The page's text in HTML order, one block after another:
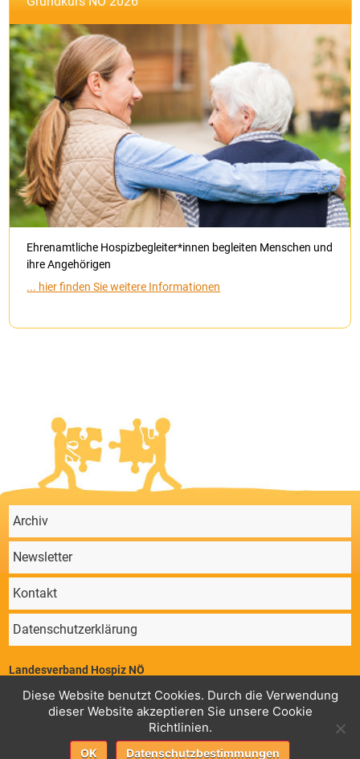
Ehrenamtliche Hospizbegleiter*innen begleiten Menschen und
ihre Angehörigen
... hier finden Sie weitere Informationen
Archiv
Newsletter
Kontakt
Datenschutzerklärung
Landesverband Hospiz NÖ
Mail:office@hospiz-noe.at
Konto Landesverband Hospiz NÖ,Geschäftsstelle: RK Guntramsdorf,
AT78 3225 0000 0070 7760 BIC: RLNWATWWGTD
Konto Landesverband Hospiz NÖ,Fortbildungen: Sparkasse Baden, AT37
Diese Website benutzt Cookies. Durch die Verwendung
dieser Website akzeptieren Sie unsere Cookie
Richtlinien.
OK Datenschutzbestimmungen